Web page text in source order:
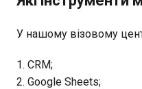
У нашому візовому
CRM;
Google Sheets;